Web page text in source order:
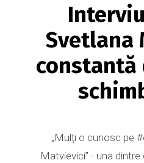
Svetlana
constantă
„Mulți o cunosc pe
Matvievici” - una